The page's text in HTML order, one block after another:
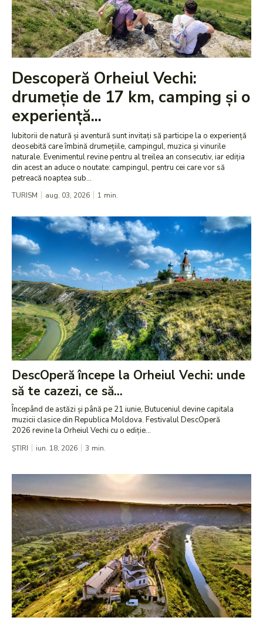
Descoperă Orheiul Vechi:
drumeție de 17 km, camping și o
experiență...
Iubitorii de natură și aventură sunt invitați să participe la o experiență
deosebită care îmbină drumețiile, campingul, muzica și vinurile
naturale. Evenimentul revine pentru al treilea an consecutiv, iar ediția
din acest an aduce o noutate: campingul, pentru cei care vor să
petreacă noaptea sub...
TURISM aug. 03, 2026 1 min.
DescOperă începe la Orheiul Vechi: unde
să te cazezi, ce să...
Începând de astăzi și până pe 21 iunie, Butuceniul devine capitala
muzicii clasice din Republica Moldova. Festivalul DescOperă
2026 revine la Orheiul Vechi cu o ediție...
ȘTIRI iun. 18, 2026 3 min.